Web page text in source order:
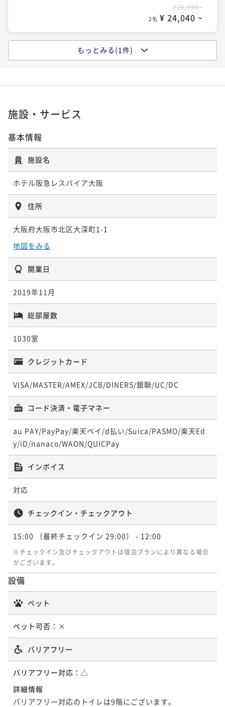
¥25,850~
2名 ¥ 24,040 ~
【基本プラン×朝食付き】JR「大阪駅」より徒歩約3
もっとみる(1件)
施設・サービス
基本情報
施設名
ホテル阪急レスパイア大阪
住所
大阪府大阪市北区大深町1-1
地図をみる
開業日
2019年11月
総部屋数
1030室
クレジットカード
VISA/MASTER/AMEX/JCB/DINERS/銀聯/UC/DC
コード決済・電子マネー
au PAY/PayPay/楽天ペイ/d払い/Suica/PASMO/楽天Ed
y/iD/nanaco/WAON/QUICPay
インボイス
対応
チェックイン・チェックアウト
15:00 （最終チェックイン 29:00） - 12:00
※チェックイン及びチェックアウトは宿泊プランにより異なる場合
がございます。
設備
ペット
ペット可否： ×
バリアフリー
バリアフリー対応： △
詳細情報
バリアフリー対応のトイレは9階にございます。